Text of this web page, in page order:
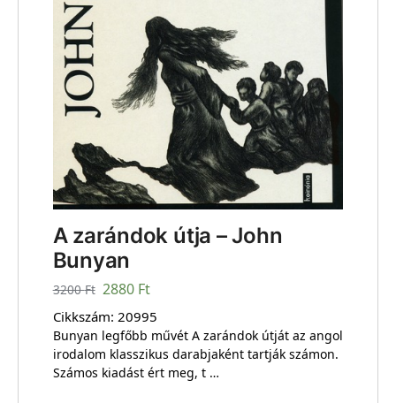
A zarándok útja – John
Bunyan
3200Ft 2880 Ft
Cikkszám: 20995
Bunyan legfőbb művét A zarándok útját az angol
irodalom klasszikus darabjaként tartják számon.
Számos kiadást ért meg, t …